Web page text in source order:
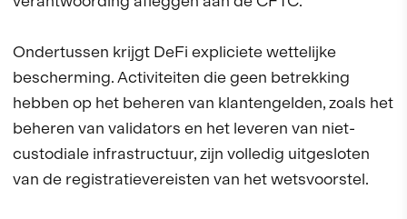
Ondertussen krijgt DeFi expliciete wettelijke
bescherming. Activiteiten die geen betrekking
hebben op het beheren van klantengelden, zoals het
beheren van validators en het leveren van niet-
custodiale infrastructuur, zijn volledig uitgesloten
van de registratievereisten van het wetsvoorstel.